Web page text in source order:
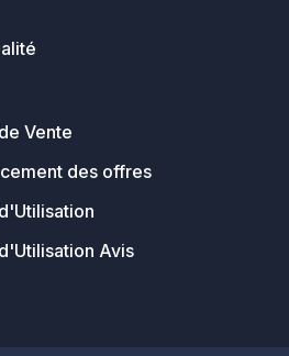
Vente
des offres
Avis